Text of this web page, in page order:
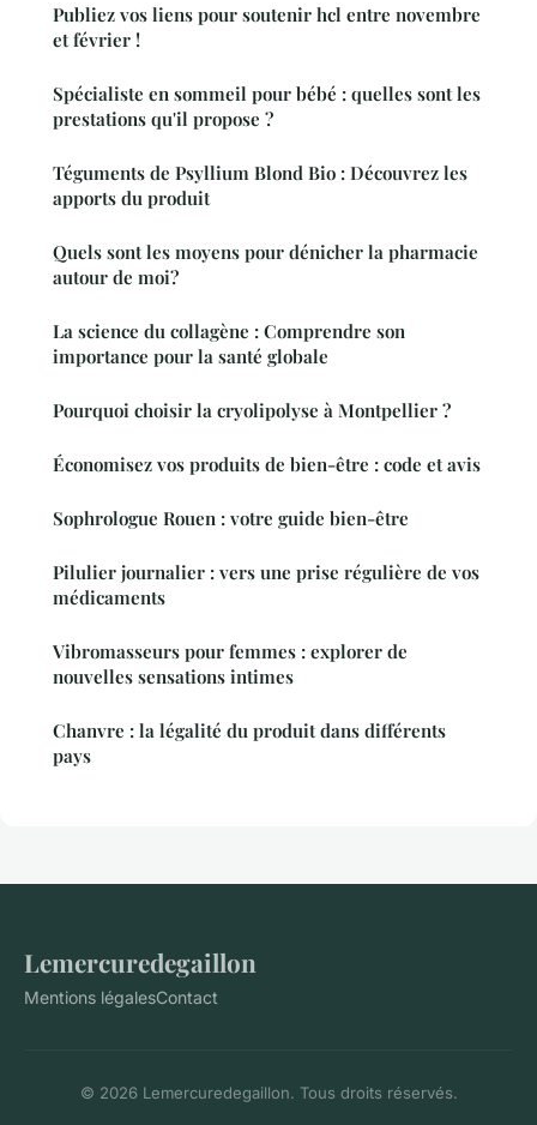
Publiez vos liens pour soutenir hcl entre novembre
et février !
Spécialiste en sommeil pour bébé : quelles sont les
prestations qu'il propose ?
Téguments de Psyllium Blond Bio : Découvrez les
apports du produit
Quels sont les moyens pour dénicher la pharmacie
autour de moi?
La science du collagène : Comprendre son
importance pour la santé globale
Pourquoi choisir la cryolipolyse à Montpellier ?
Économisez vos produits de bien-être : code et avis
Sophrologue Rouen : votre guide bien-être
Pilulier journalier : vers une prise régulière de vos
médicaments
Vibromasseurs pour femmes : explorer de
nouvelles sensations intimes
Chanvre : la légalité du produit dans différents
pays
Lemercuredegaillon
Mentions légalesContact
© 2026 Lemercuredegaillon. Tous droits réservés.